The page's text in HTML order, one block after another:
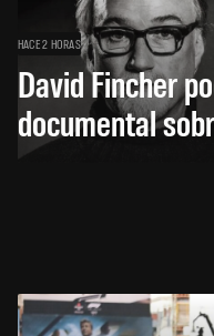
HACE 2 HORAS
David Fincher
documental